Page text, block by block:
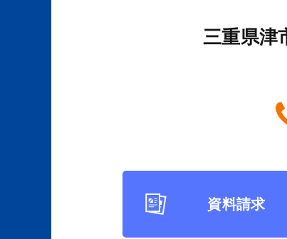
三重県津
資料請求